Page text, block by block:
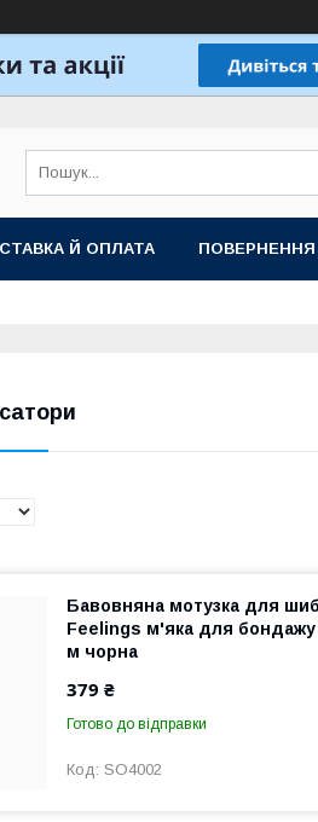
Й ОПЛАТА ПОВЕРНЕННЯ
Бавовняна мотузка для
Feelings м'яка для бондажу
м чорна
379 ₴
Готово до відправки
SO4002